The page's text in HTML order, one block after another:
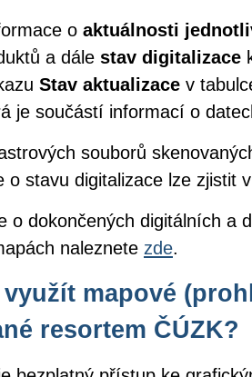
o aktuálnosti
a dále stav digitalizace
Stav aktualizace v
je součástí informací o
souborů
o stavu digitalizace lze zjistit
o dokončených digitálních a
naleznete zde.
mapové
resortem ČÚZK?